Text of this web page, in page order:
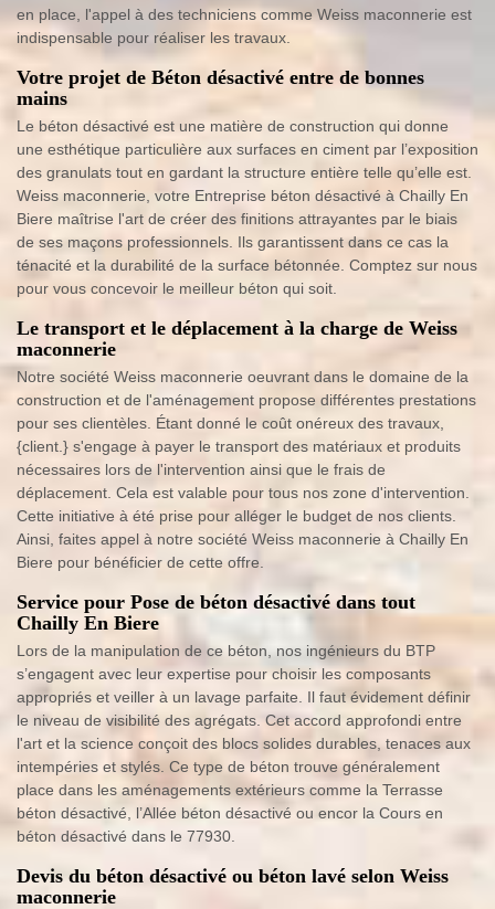
en place, l'appel à des techniciens comme Weiss maconnerie est
indispensable pour réaliser les travaux.
Votre projet de Béton désactivé entre de bonnes
mains
Le béton désactivé est une matière de construction qui donne
une esthétique particulière aux surfaces en ciment par l’exposition
des granulats tout en gardant la structure entière telle qu’elle est.
Weiss maconnerie, votre Entreprise béton désactivé à Chailly En
Biere maîtrise l'art de créer des finitions attrayantes par le biais
de ses maçons professionnels. Ils garantissent dans ce cas la
ténacité et la durabilité de la surface bétonnée. Comptez sur nous
pour vous concevoir le meilleur béton qui soit.
Le transport et le déplacement à la charge de Weiss
maconnerie
Notre société Weiss maconnerie oeuvrant dans le domaine de la
construction et de l'aménagement propose différentes prestations
pour ses clientèles. Étant donné le coût onéreux des travaux,
{client.} s'engage à payer le transport des matériaux et produits
nécessaires lors de l'intervention ainsi que le frais de
déplacement. Cela est valable pour tous nos zone d'intervention.
Cette initiative à été prise pour alléger le budget de nos clients.
Ainsi, faites appel à notre société Weiss maconnerie à Chailly En
Biere pour bénéficier de cette offre.
Service pour Pose de béton désactivé dans tout
Chailly En Biere
Lors de la manipulation de ce béton, nos ingénieurs du BTP
s’engagent avec leur expertise pour choisir les composants
appropriés et veiller à un lavage parfaite. Il faut évidement définir
le niveau de visibilité des agrégats. Cet accord approfondi entre
l'art et la science conçoit des blocs solides durables, tenaces aux
intempéries et stylés. Ce type de béton trouve généralement
place dans les aménagements extérieurs comme la Terrasse
béton désactivé, l’Allée béton désactivé ou encor la Cours en
béton désactivé dans le 77930.
Devis du béton désactivé ou béton lavé selon Weiss
maconnerie